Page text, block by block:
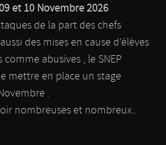
et 10 Novembre 2026
de la part des chefs
des mises en cause d’élèves
abusives , le SNEP
mettre en place un stage
.
nombreuses et nombreux..